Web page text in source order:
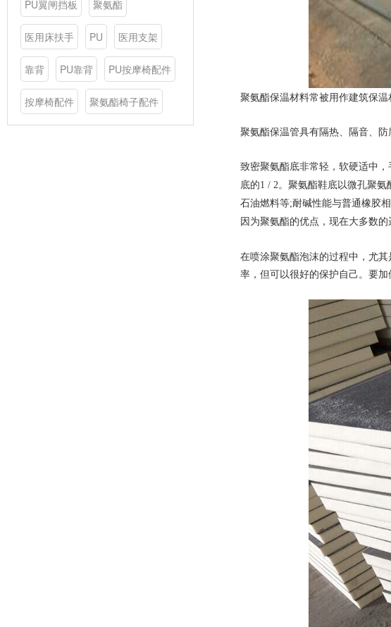
PU翼闸挡板 聚氨酯
医用床扶手 PU 医用支架
靠背 PU靠背 PU按摩椅配件
按摩椅配件 聚氨酯椅子配件 聚氨酯保温材料常被用作建筑保
聚氨酯保温管具有隔热、隔音、
致密聚氨酯底非常轻，软硬适中
底的1 / 2。聚氨酯鞋底以微孔聚
石油燃料等;耐碱性能与普通橡胶
因为聚氨酯的优点，现在大多数
在喷涂聚氨酯泡沫的过程中，尤
率，但可以很好的保护自己。要加